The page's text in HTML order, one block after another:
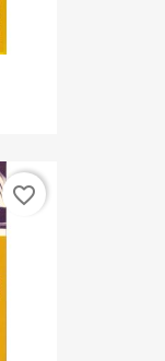
favorite_border